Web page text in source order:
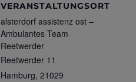
VERANSTALTUNGSORT
alsterdorf assistenz ost –
Ambulantes Team
Reetwerder
Reetwerder 11
Hamburg, 21029